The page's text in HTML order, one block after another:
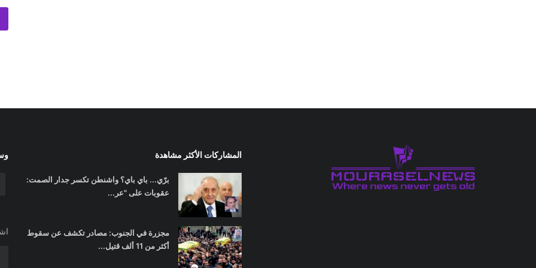
المشاركات الأكثر مشاهدة
برّي... باي باي؟ واشنطن تكسر جدار الصمت:
عقوبات على "عر...
مجزرة في الجنوب: مصادر تكشف عن سقوط
أكثر من 11 ألف قتيل...